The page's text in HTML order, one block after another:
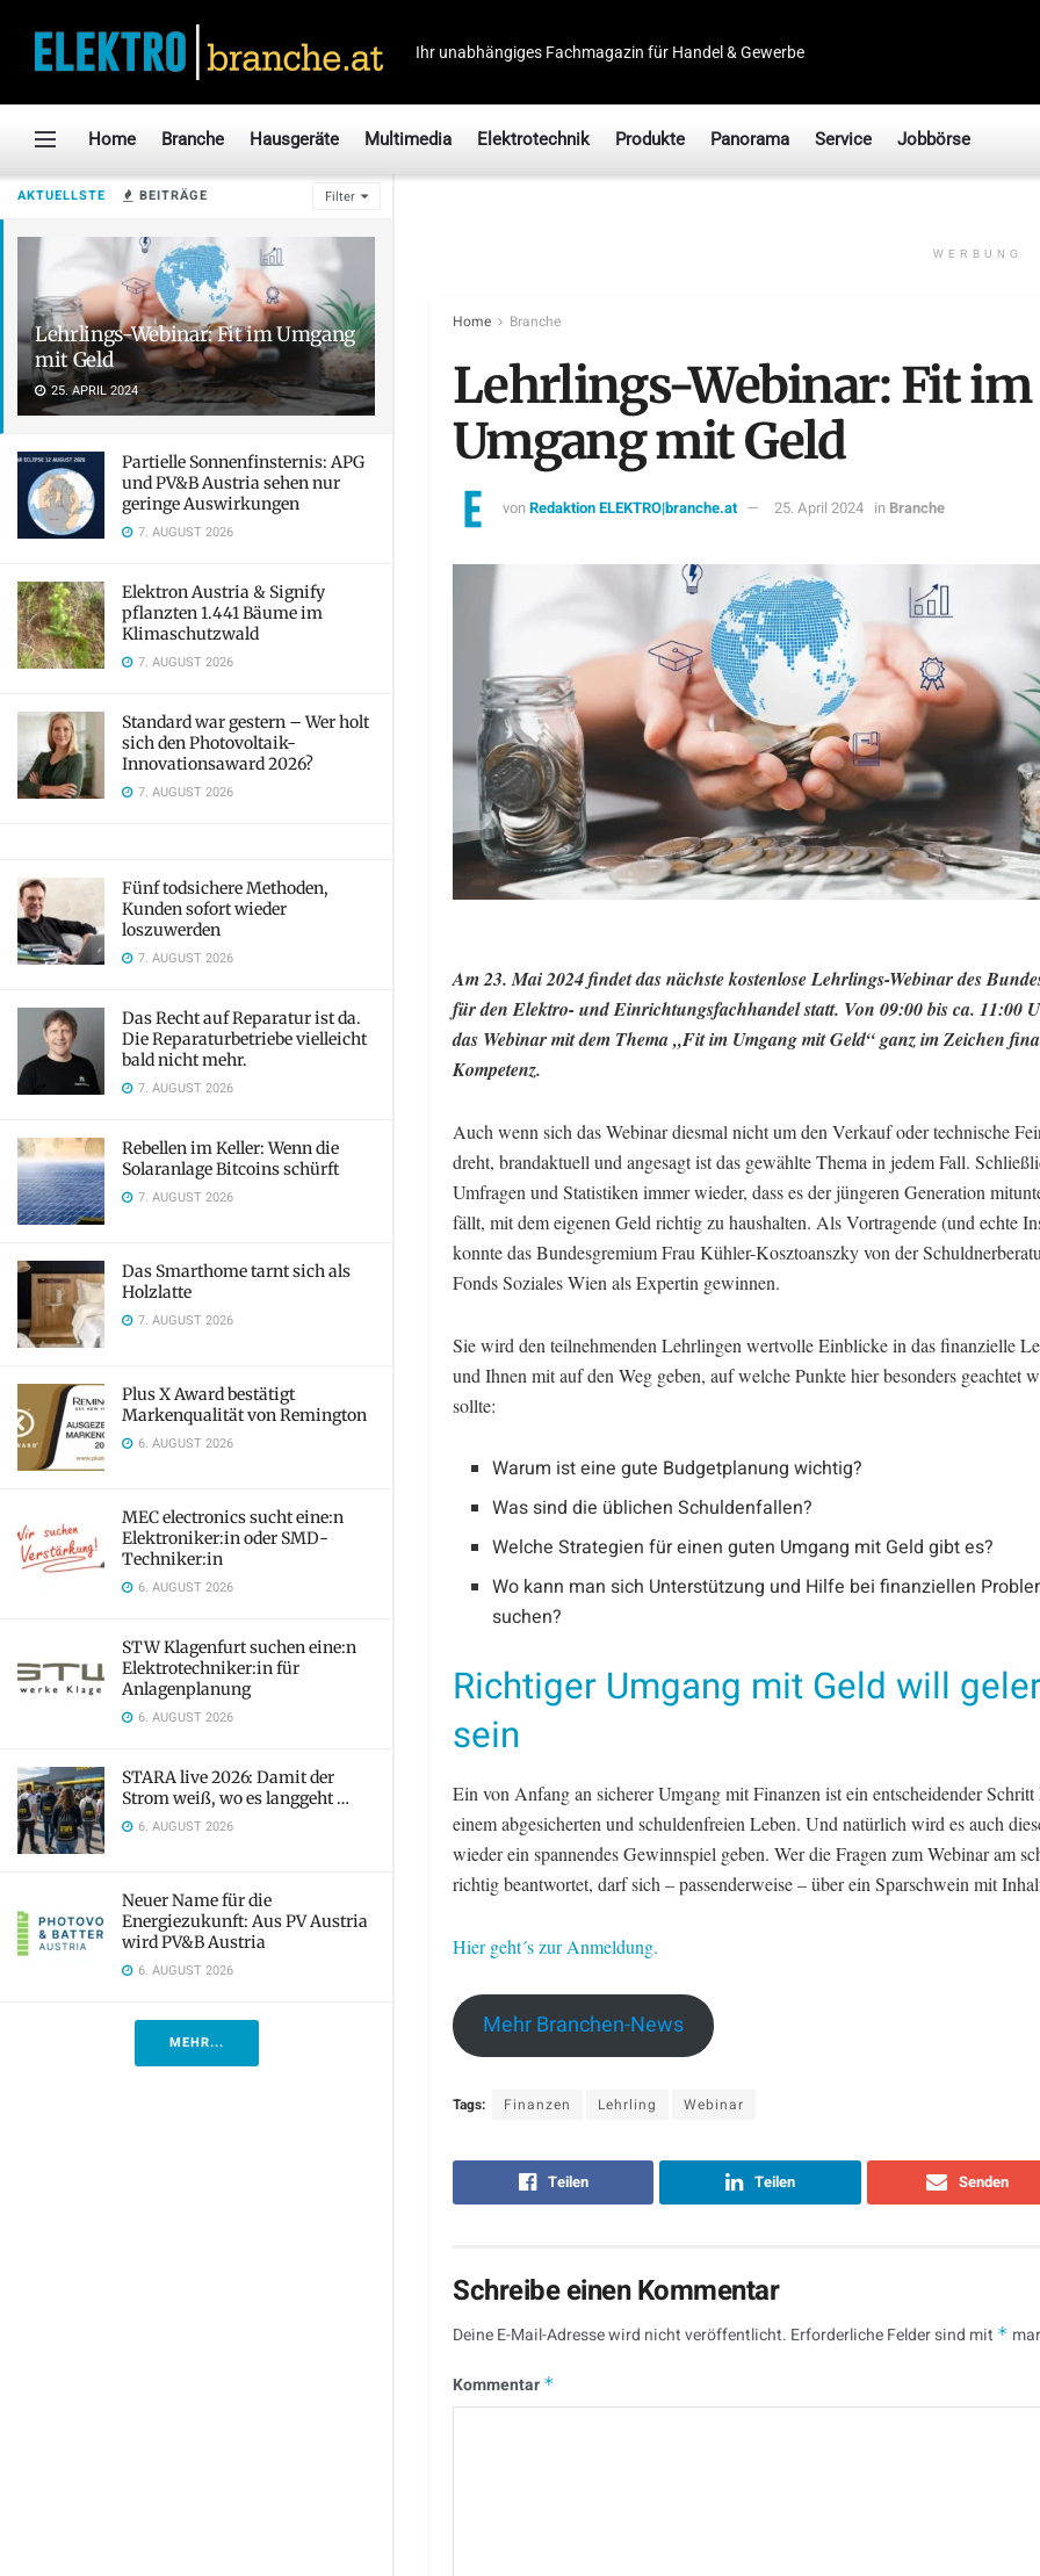
AKTUELLSTE BEITRÄGE Filter
Lehrlings-Webinar: Fit im Umgang
mit Geld
25. APRIL 2024
Partielle Sonnenfinsternis: APG
und PV&B Austria sehen nur
geringe Auswirkungen
7. AUGUST 2026
Elektron Austria & Signify
pflanzten 1.441 Bäume im
Klimaschutzwald
7. AUGUST 2026
Standard war gestern – Wer holt
sich den Photovoltaik-
Innovationsaward 2026?
7. AUGUST 2026
Fünf todsichere Methoden,
Kunden sofort wieder
loszuwerden
7. AUGUST 2026
Das Recht auf Reparatur ist da.
Die Reparaturbetriebe vielleicht
bald nicht mehr.
7. AUGUST 2026
Rebellen im Keller: Wenn die
Solaranlage Bitcoins schürft
7. AUGUST 2026
Das Smarthome tarnt sich als
Holzlatte
7. AUGUST 2026
Plus X Award bestätigt
Markenqualität von Remington
6. AUGUST 2026
MEC electronics sucht eine:n
Elektroniker:in oder SMD-
Techniker:in
6. AUGUST 2026
STW Klagenfurt suchen eine:n
Elektrotechniker:in für
Anlagenplanung
6. AUGUST 2026
STARA live 2026: Damit der
Strom weiß, wo es langgeht …
6. AUGUST 2026
Neuer Name für die
Energiezukunft: Aus PV Austria
wird PV&B Austria
6. AUGUST 2026
MEHR...
Ihr unabhängiges Fachmagazin für Handel & Gewerbe
Home Branche Hausgeräte Multimedia Elektrotechnik Produkte Panorama Service Jobbörse
WERBUNG
Home Branche
Lehrlings-Webinar: Fit im
Umgang mit Geld
vonRedaktion ELEKTRO|branche.at 25. April 2024 in Branche
Am 23. Mai 2024findet das nächste kostenlose Lehrlings-Webinar des
für den Elektro- und Einrichtungsfachhandel statt. Von 09:00 bis ca. 11:00
das Webinar mit dem Thema „Fit im Umgang mit Geld“ ganz im Zeichen
Kompetenz.
Auch wenn sich das Webinar diesmal nicht um den Verkauf oder technische
dreht, brandaktuell und angesagt ist das gewählte Thema in jedem Fall.
Umfragen und Statistiken immer wieder, dass es der jüngeren Generation
fällt, mit dem eigenen Geld richtig zu haushalten. Als Vortragende (und echte
konnte das Bundesgremium Frau Kühler-Kosztoanszky von der
Fonds Soziales Wien als Expertin gewinnen.
Sie wird den teilnehmenden Lehrlingen wertvolle Einblicke in das finanzielle
und Ihnen mit auf den Weg geben, auf welche Punkte hier besonders geachtet
sollte:
Warum ist eine gute Budgetplanung wichtig?
Was sind die üblichen Schuldenfallen?
Welche Strategien für einen guten Umgang mit Geld gibt es?
Wo kann man sich Unterstützung und Hilfe bei finanziellen
suchen?
Richtiger Umgang mit Geld will
sein
Ein von Anfang an sicherer Umgang mit Finanzen ist ein entscheidender Schritt
einem abgesicherten und schuldenfreien Leben. Und natürlich wird es auch
wieder ein spannendes Gewinnspiel geben. Wer die Fragen zum Webinar am
richtig beantwortet, darf sich – passenderweise – über ein Sparschwein mit
Hier geht´s zur Anmeldung.
Mehr Branchen-News
Tags: Finanzen Lehrling Webinar
Teilen Teilen Senden
Schreibe einen Kommentar
Deine E-Mail-Adresse wird nicht veröffentlicht. Erforderliche Felder sind mit *
Kommentar *